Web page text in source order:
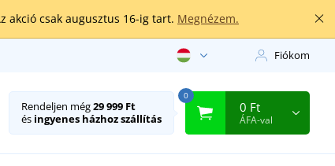
akció csak augusztus 16-ig tart. Megnézem.
Fiókom
Rendeljen még29 999 Ft
és ingyenes házhoz szállítás
0
0 Ft
ÁFA-val